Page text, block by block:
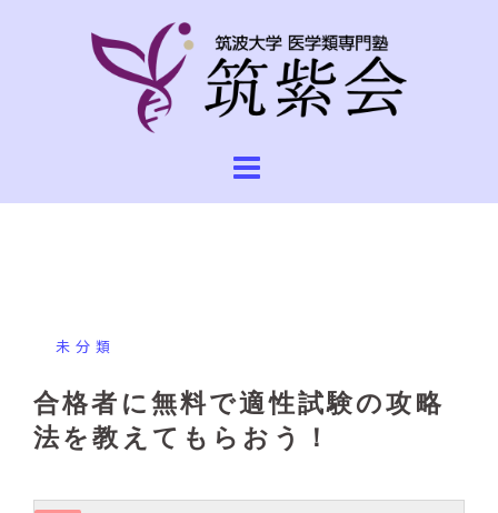
未分類
合格者に無料で適性試験の攻略
法を教えてもらおう！